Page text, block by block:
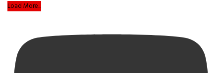
Load More...